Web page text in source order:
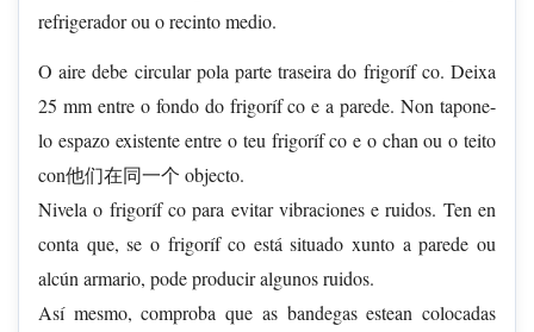
refrigerador ou o recinto medio.
O aire debe circular pola parte traseira do frigoríf co. Deixa
25 mm entre o fondo do frigoríf co e a parede. Non tapone-
lo espazo existente entre o teu frigoríf co e o chan ou o teito
con他们在同一个 objecto.
Nivela o frigoríf co para evitar vibraciones e ruidos. Ten en
conta que, se o frigoríf co está situado xunto a parede ou
alcún armario, pode producir algunos ruidos.
Así mesmo, comproba que as bandegas estean colocadas